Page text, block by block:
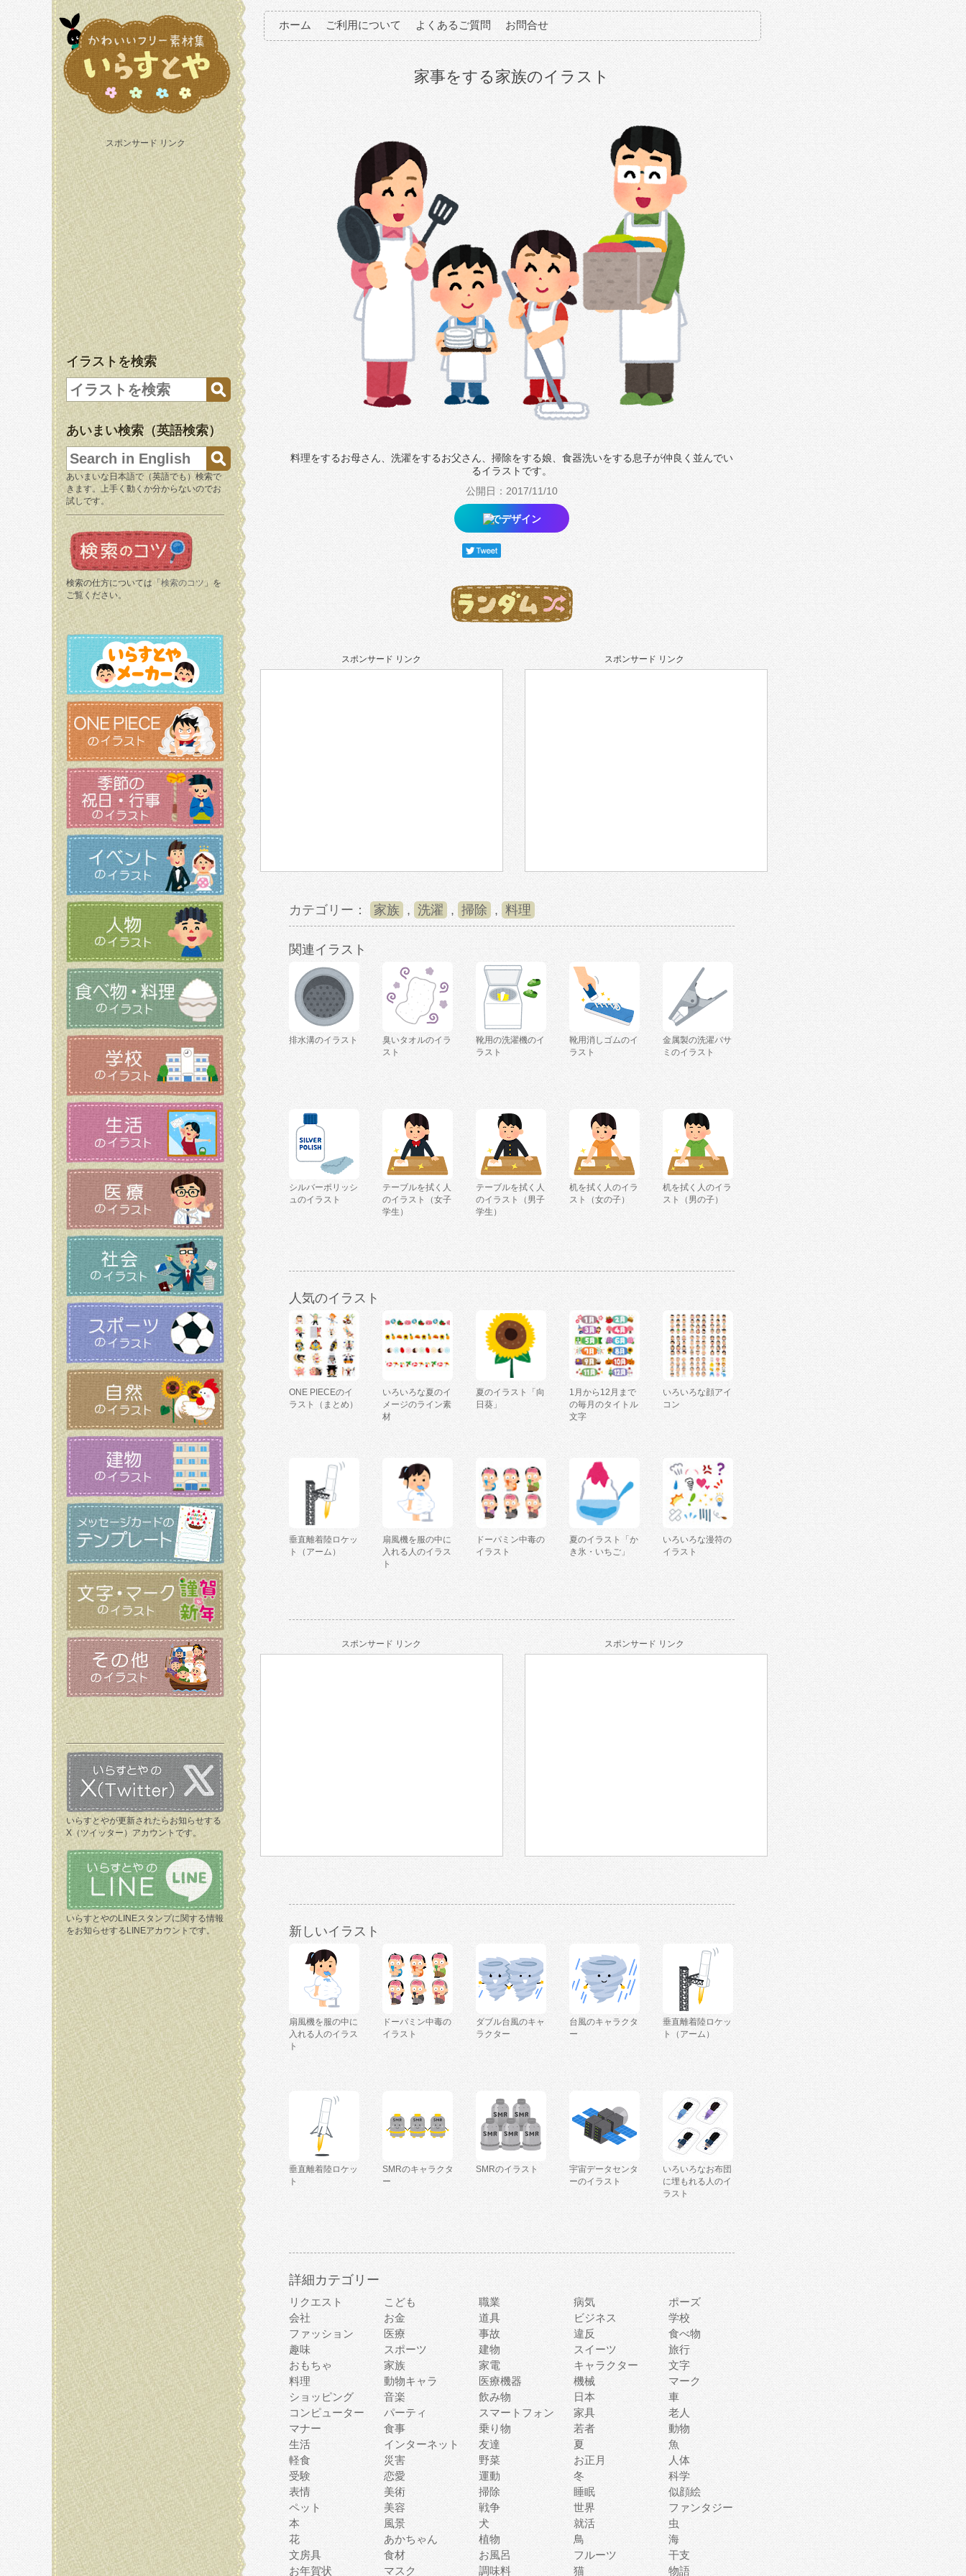
スポンサード リンク
イラストを検索
あいまい検索（英語検索）
あいまいな日本語で（英語でも）検索で
きます。上手く動くか分からないのでお
試しです。
検索の仕方については「 検索のコツ 」を
ご覧ください。
いらすとやが更新されたらお知らせする
X（ツイッター）アカウントです。
いらすとやのLINEスタンプに関する情報
をお知らせするLINEアカウントです。
ホーム ご利用について よくあるご質問 お問合せ
家事をする家族のイラスト
料理をするお母さん、洗濯をするお父さん、掃除をする娘、食器洗いをする息子が仲良く並んでい
るイラストです。
公開日：2017/11/10
でデザイン
スポンサード リンク スポンサード リンク
カテゴリー： 家族 , 洗濯 , 掃除 , 料理
関連イラスト
排水溝のイラスト
臭いタオルのイラ
スト
靴用の洗濯機のイ
ラスト
靴用消しゴムのイ
ラスト
金属製の洗濯バサ
ミのイラスト
シルバーポリッシ
ュのイラスト
テーブルを拭く人
のイラスト（女子
学生）
テーブルを拭く人
のイラスト（男子
学生）
机を拭く人のイラ
スト（女の子）
机を拭く人のイラ
スト（男の子）
人気のイラスト
ONE PIECEのイ
ラスト（まとめ）
いろいろな夏のイ
メージのライン素
材
夏のイラスト「向
日葵」
1月から12月まで
の毎月のタイトル
文字
いろいろな顔アイ
コン
垂直離着陸ロケッ
ト（アーム）
扇風機を服の中に
入れる人のイラス
ト
ドーパミン中毒の
イラスト
夏のイラスト「か
き氷・いちご」
いろいろな漫符の
イラスト
スポンサード リンク スポンサード リンク
新しいイラスト
扇風機を服の中に
入れる人のイラス
ト
ドーパミン中毒の
イラスト
ダブル台風のキャ
ラクター
台風のキャラクタ
ー
垂直離着陸ロケッ
ト（アーム）
垂直離着陸ロケッ
ト
SMRのキャラクタ
ー
SMRのイラスト
宇宙データセンタ
ーのイラスト
いろいろなお布団
に埋もれる人のイ
ラスト
詳細カテゴリー
リクエスト こども 職業 病気
ポーズ
会社
お金 道具 ビジネス
学校
ファッション
医療 事故 違反
食べ物
趣味
スポーツ 建物 スイーツ
旅行
おもちゃ
家族 家電 キャラクター
文字
料理
動物キャラ 医療機器 機械
マーク
ショッピング
音楽 飲み物 日本
車
コンピューター
パーティ スマートフォン 家具
老人
マナー
食事 乗り物 若者
動物
生活
インターネット 友達 夏
魚
軽食
災害 野菜 お正月
人体
受験
恋愛 運動 冬
科学
表情
美術 掃除 睡眠
似顔絵
ペット
美容 戦争 世界
ファンタジー
本
風景 犬 就活
虫
花
あかちゃん 植物 鳥
海
文房具
食材 お風呂 フルーツ
干支
お年賀状
マスク 調味料 猫 物語